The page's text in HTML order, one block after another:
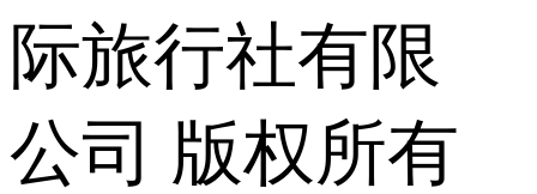
际旅行社有限
公司 版权所有